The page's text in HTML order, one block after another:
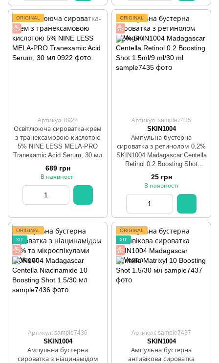
ORIGINAL
Артикул: 0922
Освітлююча сироватка-крем
з транексамовою кислотою
5% NINE LESS MELA-PRO
Tranexamic Acid Serum, 30 мл
689 грн
В наявності
ORIGINAL
Артикул: sample7435
SKIN1004
Ампульна бустерна
сироватка з ретинолом 0.2%
SKIN1004 Madagascar Centella
Retinol 0.2 Boosting Shot
1.5ml/9 ml/30 ml
25 грн
В наявності
ORIGINAL
ХІТ
Артикул: sample7436
SKIN1004
Ампульна бустерна
сироватка з ніацинамідом
ORIGINAL
ХІТ
Артикул: sample7437
SKIN1004
Ампульна бустерна
антивікова сироватка